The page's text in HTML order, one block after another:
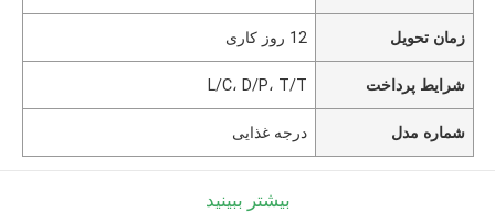
زمان تحویل 12 روز کاری
شرایط پرداخت L/C، D/P، T/T
شماره مدل درجه غذایی
بیشتر ببینید